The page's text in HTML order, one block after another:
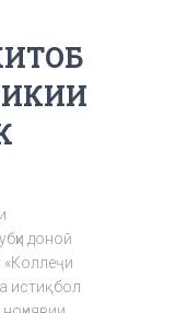
доноӣ
«Коллеҷи
истиқбол